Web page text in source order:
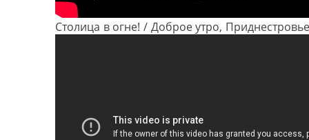
Столица в огне! / Доброе утро,